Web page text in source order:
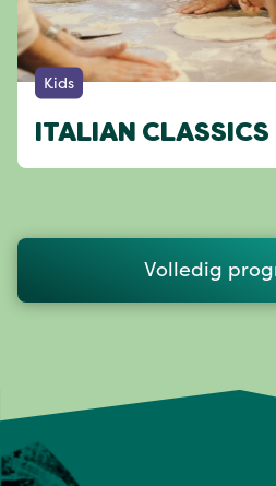
Kids
ITALIAN CLASSICS
Volledig